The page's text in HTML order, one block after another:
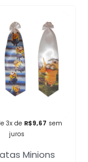
3x de R$9,67 sem
juros
Minions